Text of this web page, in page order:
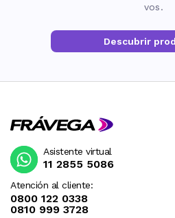
vos.
Descubrir
Atención al cliente:
0800 122 0338
0810 999 3728
Asistente virtual
11 2855 5086